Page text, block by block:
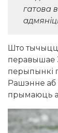
гатова
Што
перавышае
перыпынкі
Рашэнне
прымаюць